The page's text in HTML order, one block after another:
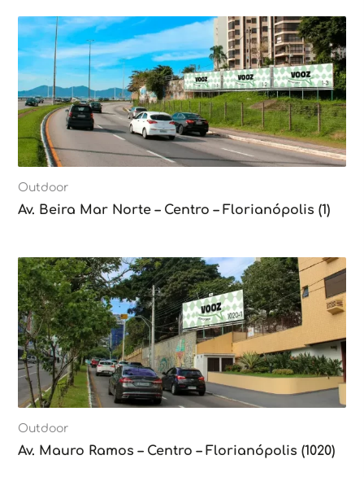
Outdoor
Av. Beira Mar Norte – Centro – Florianópolis (1)
Outdoor
Av. Mauro Ramos – Centro – Florianópolis (1020)